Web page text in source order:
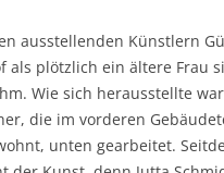
ausstellenden Künstlern
als plötzlich ein ältere Frau
Wie sich herausstellte
die im vorderen
unten gearbeitet.